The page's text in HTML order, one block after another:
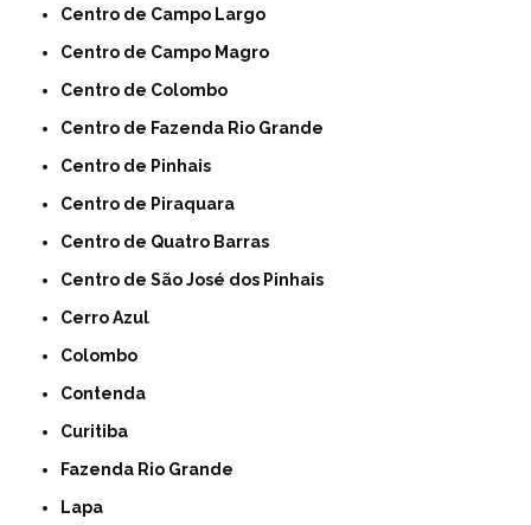
Centro de Campo Largo
Centro de Campo Magro
Centro de Colombo
Centro de Fazenda Rio Grande
Centro de Pinhais
Centro de Piraquara
Centro de Quatro Barras
Centro de São José dos Pinhais
Cerro Azul
Colombo
Contenda
Curitiba
Fazenda Rio Grande
Lapa